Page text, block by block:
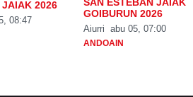
2026
08:47
SAN ESTEBAN JAIAK
GOIBURUN 2026
Aiurri abu 05, 07:00
ANDOAIN